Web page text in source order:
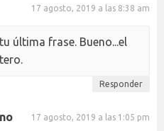
17 agosto, 2019 a las 8:38 am
última frase. Bueno...el
Responder
17 agosto, 2019 a las 1:05 pm